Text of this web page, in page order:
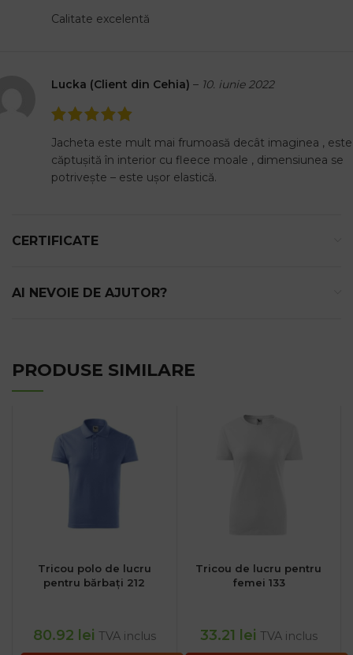
Calitate excelentă
Lucka (Client din Cehia) – 10. iunie 2022
Jacheta este mult mai frumoasă decât imaginea , este
căptușită în interior cu fleece moale , dimensiunea se
potrivește – este ușor elastică.
CERTIFICATE
AI NEVOIE DE AJUTOR?
PRODUSE SIMILARE
Tricou polo de lucru
pentru bărbați 212
80.92 lei TVA inclus
Tricou de lucru pentru
femei 133
33.21 lei TVA inclus